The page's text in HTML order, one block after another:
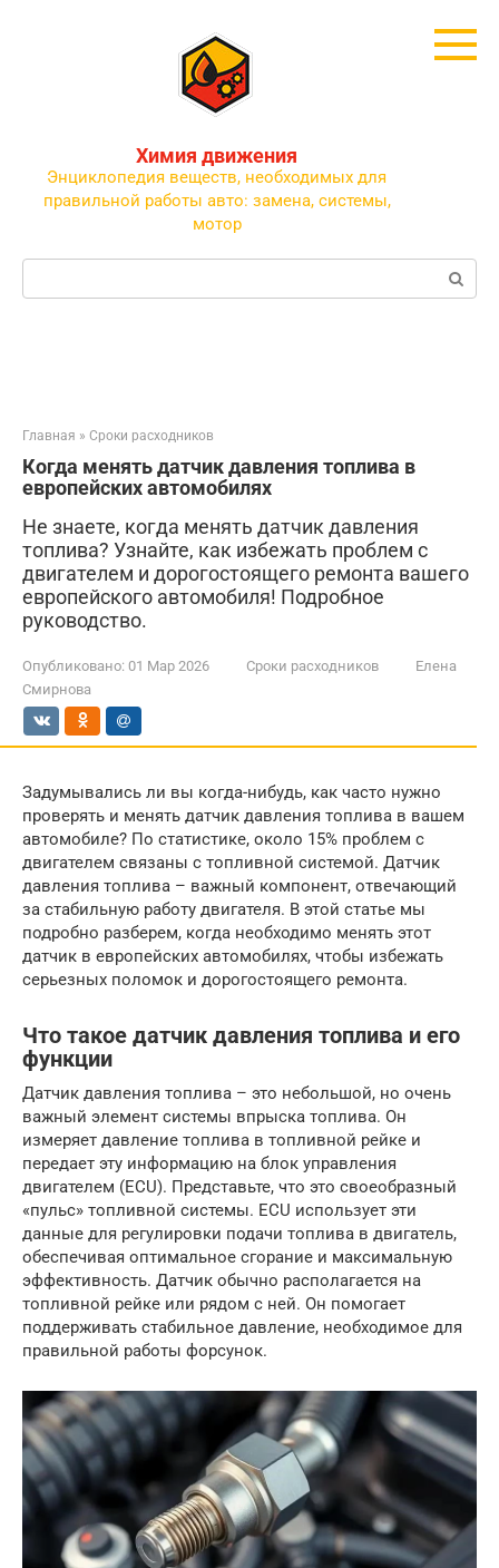
Химия движения
Энциклопедия веществ, необходимых для
правильной работы авто: замена, системы,
мотор
Поиск:
Главная » Сроки расходников
Когда менять датчик давления топлива в
европейских автомобилях
Не знаете, когда менять датчик давления
топлива? Узнайте, как избежать проблем с
двигателем и дорогостоящего ремонта вашего
европейского автомобиля! Подробное
руководство.
Опубликовано: 01 Мар 2026 Сроки расходников
Елена
Смирнова
Задумывались ли вы когда-нибудь, как часто нужно
проверять и менять датчик давления топлива в вашем
автомобиле? По статистике, около 15% проблем с
двигателем связаны с топливной системой. Датчик
давления топлива – важный компонент, отвечающий
за стабильную работу двигателя. В этой статье мы
подробно разберем, когда необходимо менять этот
датчик в европейских автомобилях, чтобы избежать
серьезных поломок и дорогостоящего ремонта.
Что такое датчик давления топлива и его
функции
Датчик давления топлива – это небольшой, но очень
важный элемент системы впрыска топлива. Он
измеряет давление топлива в топливной рейке и
передает эту информацию на блок управления
двигателем (ECU). Представьте, что это своеобразный
«пульс» топливной системы. ECU использует эти
данные для регулировки подачи топлива в двигатель,
обеспечивая оптимальное сгорание и максимальную
эффективность. Датчик обычно располагается на
топливной рейке или рядом с ней. Он помогает
поддерживать стабильное давление, необходимое для
правильной работы форсунок.